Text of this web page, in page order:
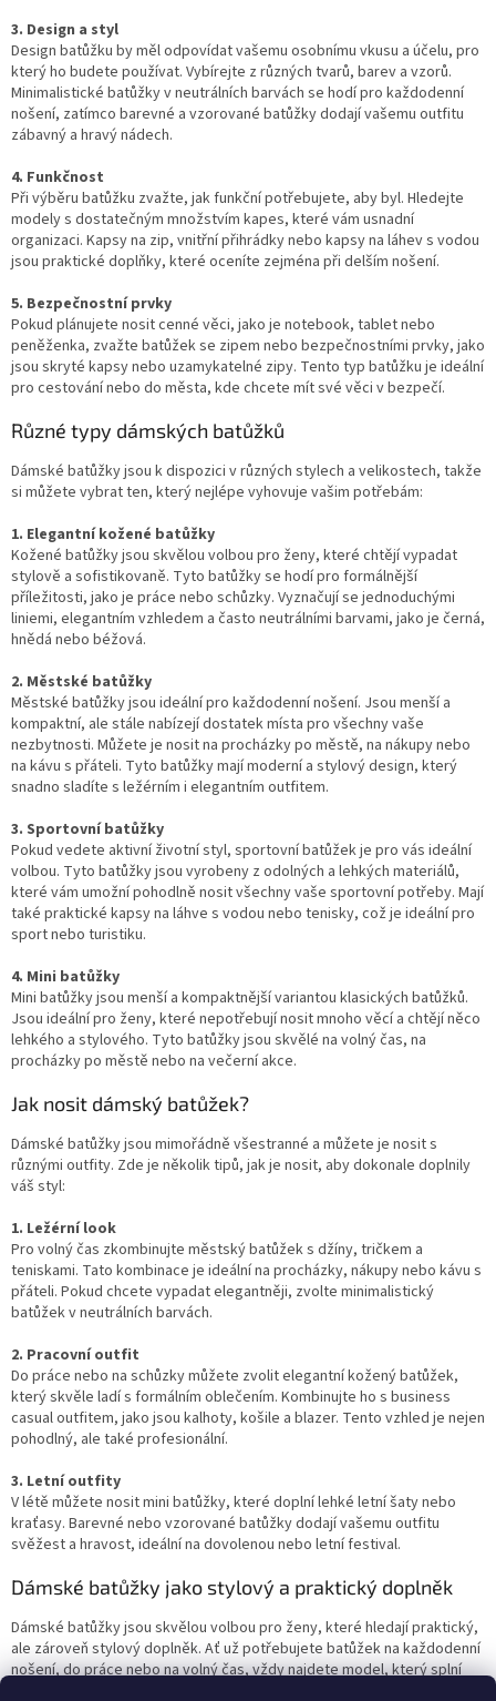
3. Design a styl
Design batůžku by měl odpovídat vašemu osobnímu vkusu a účelu, pro
který ho budete používat. Vybírejte z různých tvarů, barev a vzorů.
Minimalistické batůžky v neutrálních barvách se hodí pro každodenní
nošení, zatímco barevné a vzorované batůžky dodají vašemu outfitu
zábavný a hravý nádech.
4. Funkčnost
Při výběru batůžku zvažte, jak funkční potřebujete, aby byl. Hledejte
modely s dostatečným množstvím kapes, které vám usnadní
organizaci. Kapsy na zip, vnitřní přihrádky nebo kapsy na láhev s vodou
jsou praktické doplňky, které oceníte zejména při delším nošení.
5. Bezpečnostní prvky
Pokud plánujete nosit cenné věci, jako je notebook, tablet nebo
peněženka, zvažte batůžek se zipem nebo bezpečnostními prvky, jako
jsou skryté kapsy nebo uzamykatelné zipy. Tento typ batůžku je ideální
pro cestování nebo do města, kde chcete mít své věci v bezpečí.
Různé typy dámských batůžků
Dámské batůžky jsou k dispozici v různých stylech a velikostech, takže
si můžete vybrat ten, který nejlépe vyhovuje vašim potřebám:
1. Elegantní kožené batůžky
Kožené batůžky jsou skvělou volbou pro ženy, které chtějí vypadat
stylově a sofistikovaně. Tyto batůžky se hodí pro formálnější
příležitosti, jako je práce nebo schůzky. Vyznačují se jednoduchými
liniemi, elegantním vzhledem a často neutrálními barvami, jako je černá,
hnědá nebo béžová.
2. Městské batůžky
Městské batůžky jsou ideální pro každodenní nošení. Jsou menší a
kompaktní, ale stále nabízejí dostatek místa pro všechny vaše
nezbytnosti. Můžete je nosit na procházky po městě, na nákupy nebo
na kávu s přáteli. Tyto batůžky mají moderní a stylový design, který
snadno sladíte s ležérním i elegantním outfitem.
3. Sportovní batůžky
Pokud vedete aktivní životní styl, sportovní batůžek je pro vás ideální
volbou. Tyto batůžky jsou vyrobeny z odolných a lehkých materiálů,
které vám umožní pohodlně nosit všechny vaše sportovní potřeby. Mají
také praktické kapsy na láhve s vodou nebo tenisky, což je ideální pro
sport nebo turistiku.
4. Mini batůžky
Mini batůžky jsou menší a kompaktnější variantou klasických batůžků.
Jsou ideální pro ženy, které nepotřebují nosit mnoho věcí a chtějí něco
lehkého a stylového. Tyto batůžky jsou skvělé na volný čas, na
procházky po městě nebo na večerní akce.
Jak nosit dámský batůžek?
Dámské batůžky jsou mimořádně všestranné a můžete je nosit s
různými outfity. Zde je několik tipů, jak je nosit, aby dokonale doplnily
váš styl:
1. Ležérní look
Pro volný čas zkombinujte městský batůžek s džíny, tričkem a
teniskami. Tato kombinace je ideální na procházky, nákupy nebo kávu s
přáteli. Pokud chcete vypadat elegantněji, zvolte minimalistický
batůžek v neutrálních barvách.
2. Pracovní outfit
Do práce nebo na schůzky můžete zvolit elegantní kožený batůžek,
který skvěle ladí s formálním oblečením. Kombinujte ho s business
casual outfitem, jako jsou kalhoty, košile a blazer. Tento vzhled je nejen
pohodlný, ale také profesionální.
3. Letní outfity
V létě můžete nosit mini batůžky, které doplní lehké letní šaty nebo
kraťasy. Barevné nebo vzorované batůžky dodají vašemu outfitu
svěžest a hravost, ideální na dovolenou nebo letní festival.
Dámské batůžky jako stylový a praktický doplněk
Dámské batůžky jsou skvělou volbou pro ženy, které hledají praktický,
ale zároveň stylový doplněk. Ať už potřebujete batůžek na každodenní
nošení, do práce nebo na volný čas, vždy najdete model, který splní